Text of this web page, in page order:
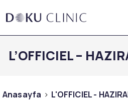
L’OFFICIEL –
Anasayfa L'OFFICIEL -